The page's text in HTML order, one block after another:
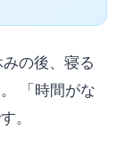
の後、寝る
「時間がな
。